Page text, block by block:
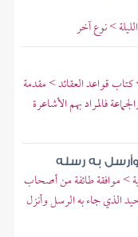
> نوع آخر
قواعد العقائد > مقدمة
فالمراد بهم الأشاعرة
وأرسل به رسله
> موافقة طائفة من أصحاب
الذي جاء به الرسل وأنزل